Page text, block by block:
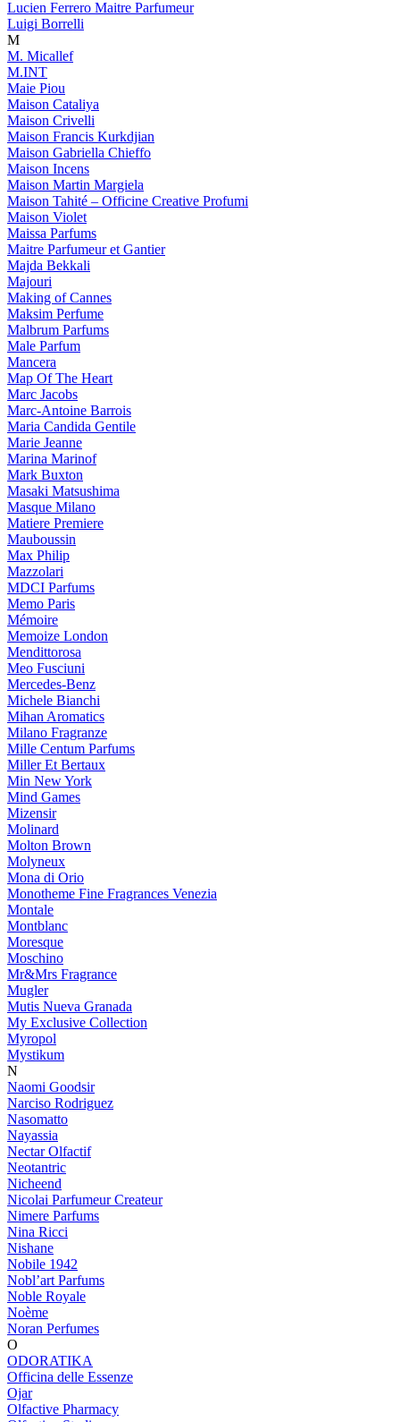
Lucien Ferrero Maitre Parfumeur
Luigi Borrelli
M
M. Micallef
M.INT
Maie Piou
Maison Cataliya
Maison Crivelli
Maison Francis Kurkdjian
Maison Gabriella Chieffo
Maison Incens
Maison Martin Margiela
Maison Tahité – Officine Creative Profumi
Maison Violet
Maissa Parfums
Maitre Parfumeur et Gantier
Majda Bekkali
Majouri
Making of Cannes
Maksim Perfume
Malbrum Parfums
Male Parfum
Mancera
Map Of The Heart
Marc Jacobs
Marc-Antoine Barrois
Maria Candida Gentile
Marie Jeanne
Marina Marinof
Mark Buxton
Masaki Matsushima
Masque Milano
Matiere Premiere
Mauboussin
Max Philip
Mazzolari
MDCI Parfums
Memo Paris
Mémoire
Memoize London
Mendittorosa
Meo Fusciuni
Mercedes-Benz
Michele Bianchi
Mihan Aromatics
Milano Fragranze
Mille Centum Parfums
Miller Et Bertaux
Min New York
Mind Games
Mizensir
Molinard
Molton Brown
Molyneux
Mona di Orio
Monotheme Fine Fragrances Venezia
Montale
Montblanc
Moresque
Moschino
Mr&Mrs Fragrance
Mugler
Mutis Nueva Granada
My Exclusive Collection
Myropol
Mystikum
N
Naomi Goodsir
Narciso Rodriguez
Nasomatto
Nayassia
Nectar Olfactif
Neotantric
Nicheend
Nicolai Parfumeur Createur
Nimere Parfums
Nina Ricci
Nishane
Nobile 1942
Nobl’art Parfums
Noble Royale
Noème
Noran Perfumes
O
ODORATIKA
Officina delle Essenze
Ojar
Olfactive Pharmacy